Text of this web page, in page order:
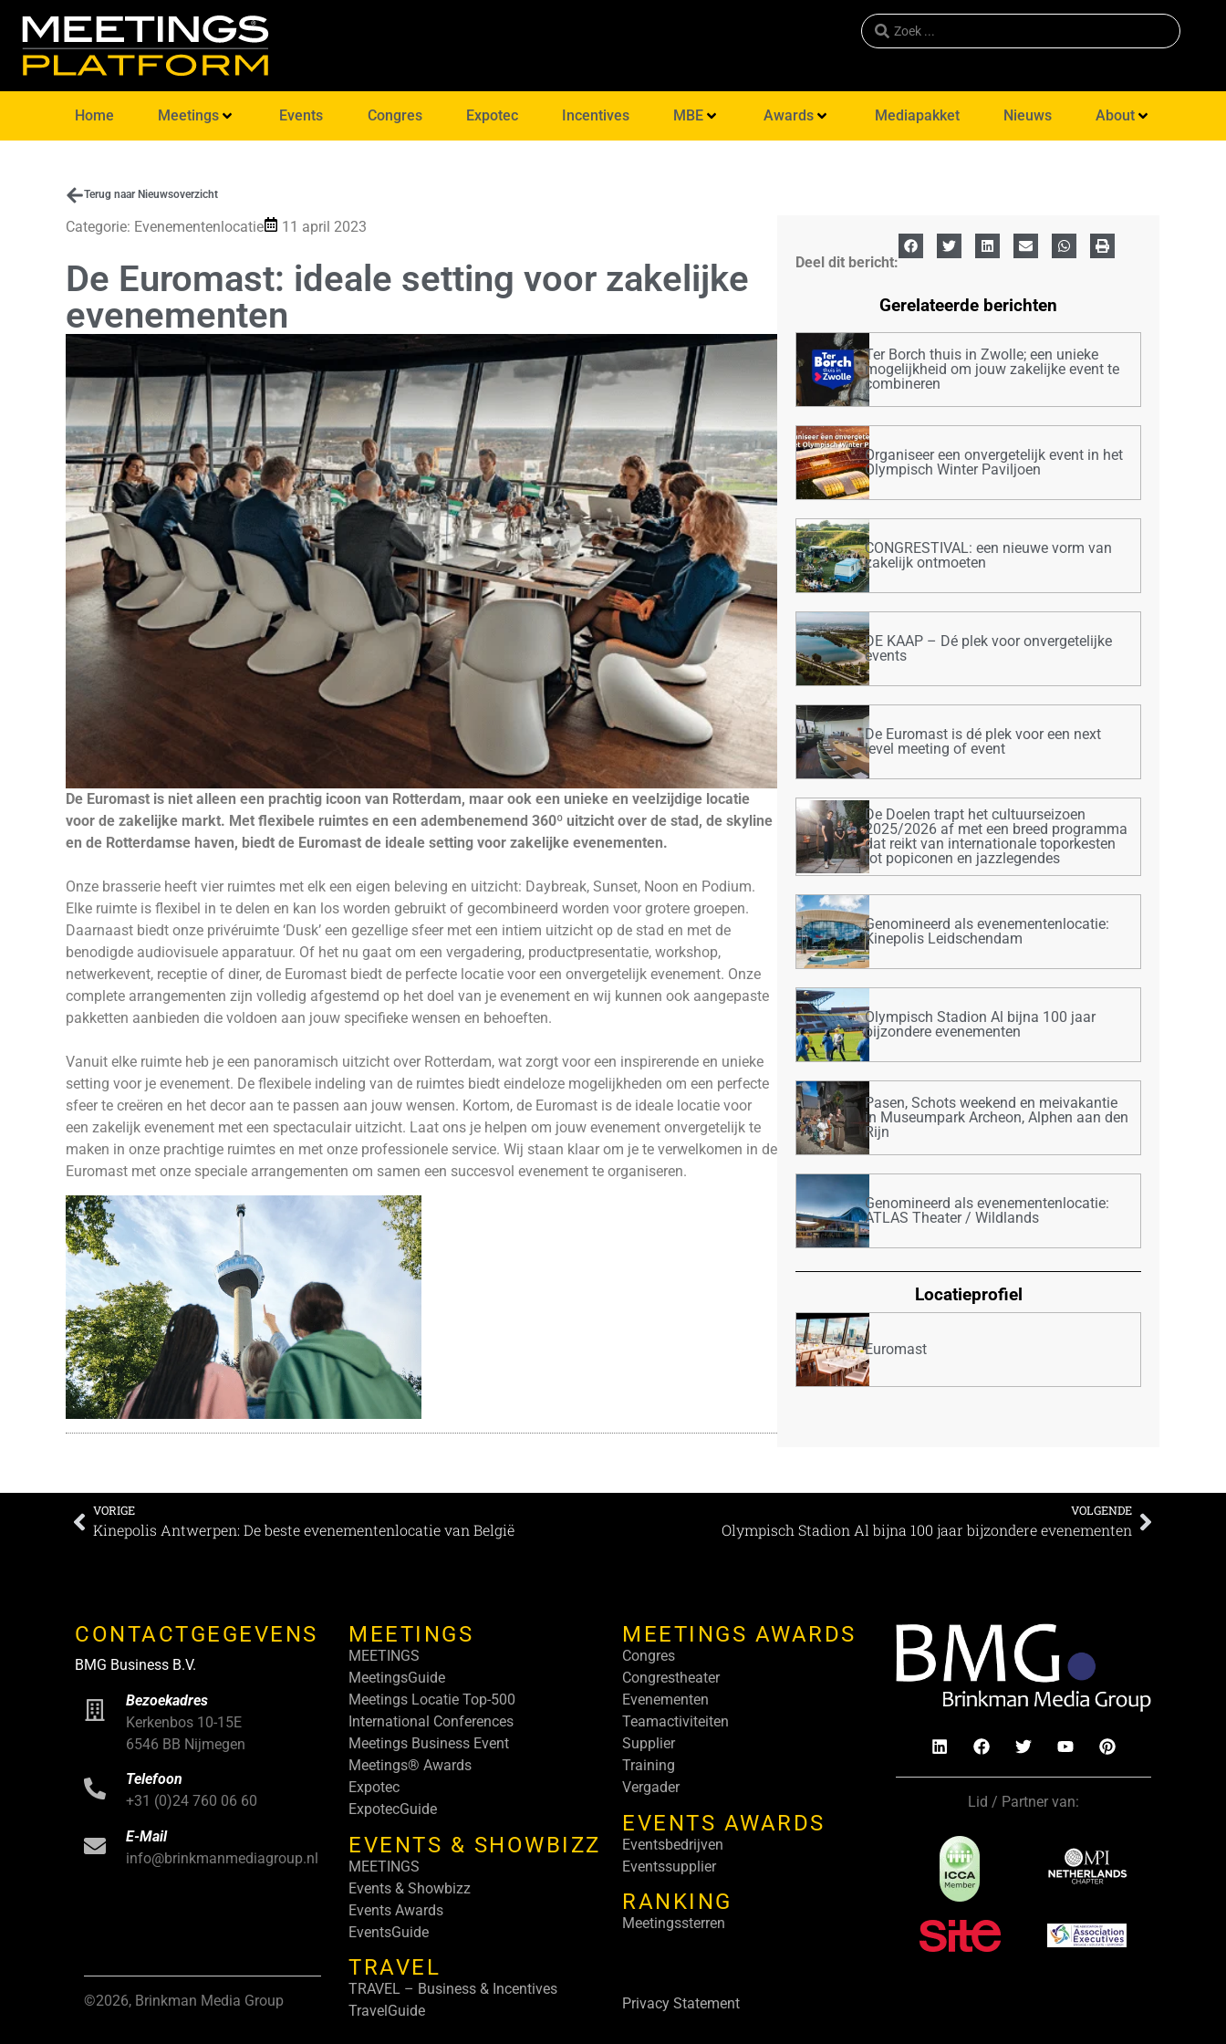
Home Meetings Events Congres Expotec Incentives MBE Awards Mediapakket Nieuws About
Terug naar Nieuwsoverzicht
Categorie: Evenementenlocatie 11 april 2023
De Euromast: ideale setting voor zakelijke
evenementen
De Euromast is niet alleen een prachtig icoon van Rotterdam, maar ook een unieke en veelzijdige locatie
voor de zakelijke markt. Met flexibele ruimtes en een adembenemend 360º uitzicht over de stad, de skyline
en de Rotterdamse haven, biedt de Euromast de ideale setting voor zakelijke evenementen.
Onze brasserie heeft vier ruimtes met elk een eigen beleving en uitzicht: Daybreak, Sunset, Noon en Podium.
Elke ruimte is flexibel in te delen en kan los worden gebruikt of gecombineerd worden voor grotere groepen.
Daarnaast biedt onze privéruimte ‘Dusk’ een gezellige sfeer met een intiem uitzicht op de stad en met de
benodigde audiovisuele apparatuur. Of het nu gaat om een vergadering, productpresentatie, workshop,
netwerkevent, receptie of diner, de Euromast biedt de perfecte locatie voor een onvergetelijk evenement. Onze
complete arrangementen zijn volledig afgestemd op het doel van je evenement en wij kunnen ook aangepaste
pakketten aanbieden die voldoen aan jouw specifieke wensen en behoeften.
Vanuit elke ruimte heb je een panoramisch uitzicht over Rotterdam, wat zorgt voor een inspirerende en unieke
setting voor je evenement. De flexibele indeling van de ruimtes biedt eindeloze mogelijkheden om een perfecte
sfeer te creëren en het decor aan te passen aan jouw wensen. Kortom, de Euromast is de ideale locatie voor
een zakelijk evenement met een spectaculair uitzicht. Laat ons je helpen om jouw evenement onvergetelijk te
maken in onze prachtige ruimtes en met onze professionele service. Wij staan klaar om je te verwelkomen in de
Euromast met onze speciale arrangementen om samen een succesvol evenement te organiseren.
Deel dit bericht:
Gerelateerde berichten
Ter Borch thuis in Zwolle; een unieke
mogelijkheid om jouw zakelijke event te
combineren
Organiseer een onvergetelijk event in het
Olympisch Winter Paviljoen
CONGRESTIVAL: een nieuwe vorm van
zakelijk ontmoeten
DE KAAP – Dé plek voor onvergetelijke
events
De Euromast is dé plek voor een next
level meeting of event
De Doelen trapt het cultuurseizoen
2025/2026 af met een breed programma
dat reikt van internationale toporkesten
tot popiconen en jazzlegendes
Genomineerd als evenementenlocatie:
Kinepolis Leidschendam
Olympisch Stadion Al bijna 100 jaar
bijzondere evenementen
Pasen, Schots weekend en meivakantie
in Museumpark Archeon, Alphen aan den
Rijn
Genomineerd als evenementenlocatie:
ATLAS Theater / Wildlands
Locatieprofiel
Euromast
VORIGE
Kinepolis Antwerpen: De beste evenementenlocatie van België
VOLGENDE
Olympisch Stadion Al bijna 100 jaar bijzondere evenementen
CONTACTGEGEVENS
BMG Business B.V.
Bezoekadres
Kerkenbos 10-15E
6546 BB Nijmegen
Telefoon
+31 (0)24 760 06 60
E-Mail
info@brinkmanmediagroup.nl
©2026, Brinkman Media Group
MEETINGS
MEETINGS
MeetingsGuide
Meetings Locatie Top-500
International Conferences
Meetings Business Event
Meetings® Awards
Expotec
ExpotecGuide
EVENTS & SHOWBIZZ
MEETINGS
Events & Showbizz
Events Awards
EventsGuide
TRAVEL
TRAVEL – Business & Incentives
TravelGuide
MEETINGS AWARDS
Congres
Congrestheater
Evenementen
Teamactiviteiten
Supplier
Training
Vergader
EVENTS AWARDS
Eventsbedrijven
Eventssupplier
RANKING
Meetingssterren
Privacy Statement
Lid / Partner van: